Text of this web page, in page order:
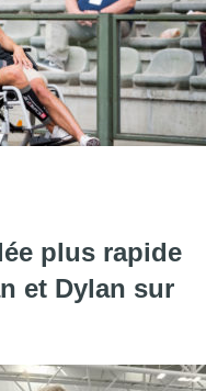
de Belgique
plus rapide
et Dylan sur